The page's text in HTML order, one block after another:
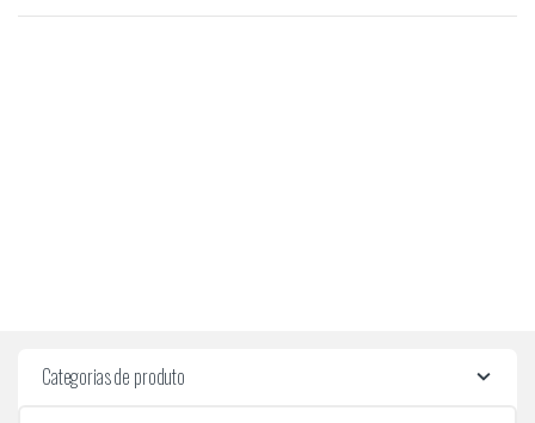
Categorias de produto